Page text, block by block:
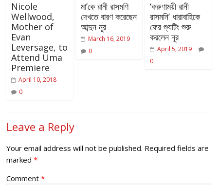
Nicole
Wellwood,
Mother of
Evan
Leversage, to
Attend Uma
Premiere
April 10, 2018
0
মা’কে রানী রাসমণি
দেখতে বারণ করেছেন
আব্দুন নূর
March 16, 2019
0
‘করুণাময়ী রানী
রাসমনি’ ধারাবাহিকে
ফের শ্যুটিং শুরু
করলেন নূর
April 5, 2019
0
Leave a Reply
Your email address will not be published. Required fields are
marked*
Comment*